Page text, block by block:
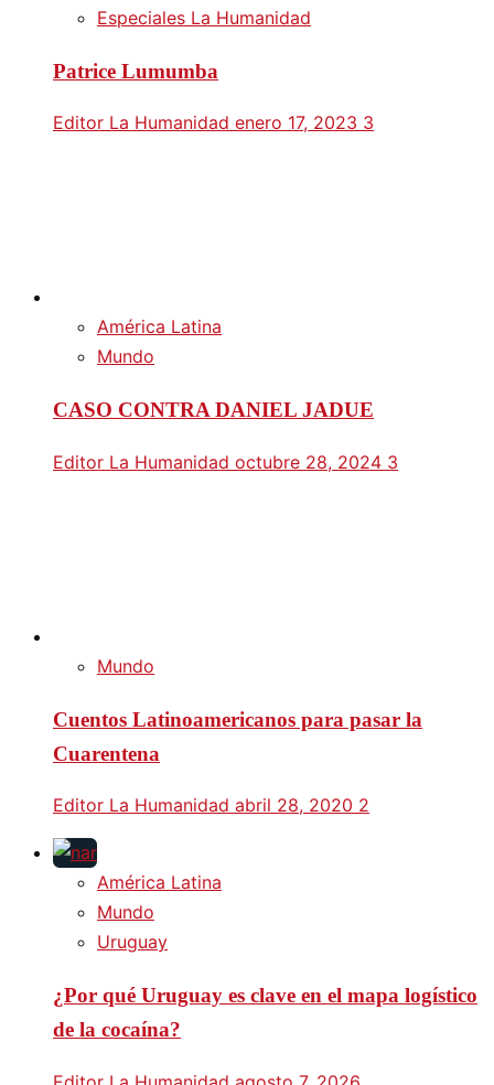
Especiales La Humanidad
Patrice Lumumba
Editor La Humanidad enero 17, 2023 3
América Latina
Mundo
CASO CONTRA DANIEL JADUE
Editor La Humanidad octubre 28, 2024 3
Mundo
Cuentos Latinoamericanos para pasar la
Cuarentena
Editor La Humanidad abril 28, 2020 2
América Latina
Mundo
Uruguay
¿Por qué Uruguay es clave en el mapa logístico
de la cocaína?